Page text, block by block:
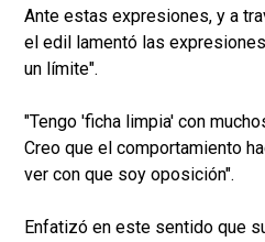
Ante estas expresiones, y a
el edil lamentó las
un límite".
"Tengo 'ficha limpia' con
Creo que el comportamiento
ver con que soy oposición".
Enfatizó en este sentido que